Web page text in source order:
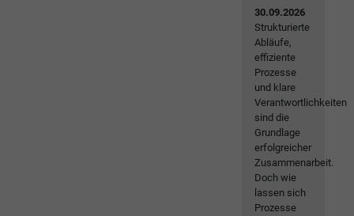
30.09.2026
Strukturierte
Abläufe,
effiziente
Prozesse
und klare
Verantwortlichkeiten
sind die
Grundlage
erfolgreicher
Zusammenarbeit.
Doch wie
lassen sich
Prozesse